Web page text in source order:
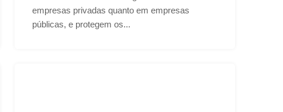
empresas privadas quanto em empresas
públicas, e protegem os...